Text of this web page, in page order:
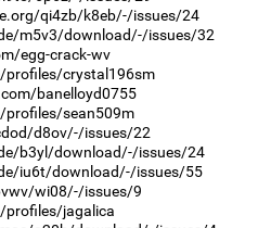
qi4zb/k8eb/-/issues/24
m5v3/download/-/issues/32
egg-crack-wv
crystal196sm
banelloyd0755
sean509m
d8ov/-/issues/22
b3yl/download/-/issues/24
iu6t/download/-/issues/55
wi08/-/issues/9
jagalica